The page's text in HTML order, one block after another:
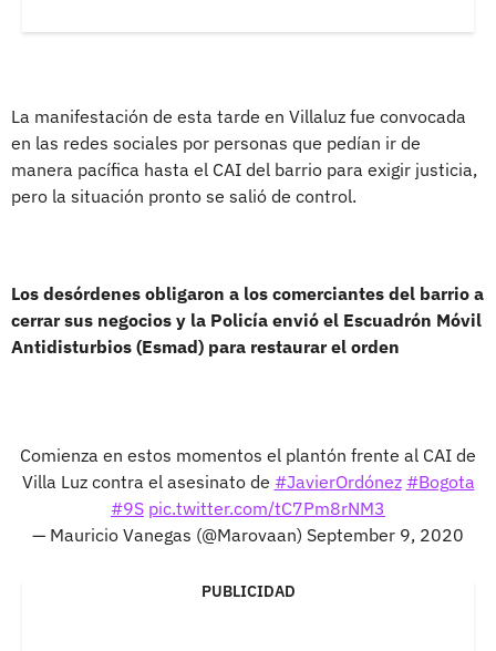
La manifestación de esta tarde en Villaluz fue convocada
en las redes sociales por personas que pedían ir de
manera pacífica hasta el CAI del barrio para exigir justicia,
pero la situación pronto se salió de control.
Los desórdenes obligaron a los comerciantes del barrio a
cerrar sus negocios y la Policía envió el Escuadrón Móvil
Antidisturbios (Esmad) para restaurar el orden
Comienza en estos momentos el plantón frente al CAI de
Villa Luz contra el asesinato de #JavierOrdónez #Bogota
#9S pic.twitter.com/tC7Pm8rNM3
— Mauricio Vanegas (@Marovaan) September 9, 2020
PUBLICIDAD